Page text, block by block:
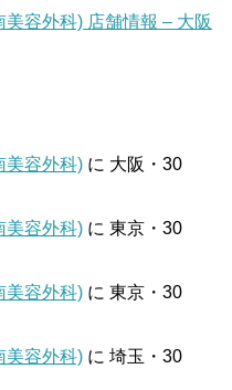
容外科) 店舗情報 – 大阪
美容外科) に 大阪・30
美容外科) に 東京・30
美容外科) に 東京・30
美容外科) に 埼玉・30